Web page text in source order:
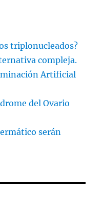
triplonucleados?
compleja.
Artificial
del Ovario
serán